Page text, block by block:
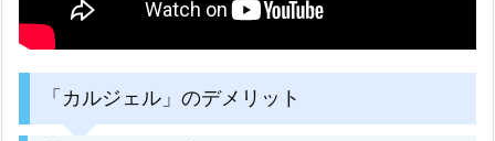
「カルジェル」のデメリット